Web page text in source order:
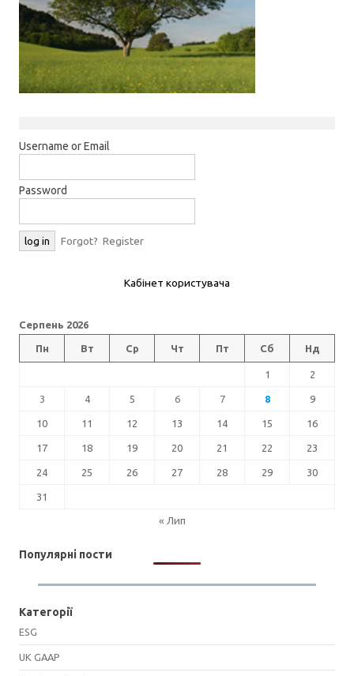
Username or Email
Password
Forgot? Register
Кабінет користувача
Серпень 2026
Пн Вт Ср Чт Пт Сб Нд
1 2
3 4 5 6 7 8 9
10 11 12 13 14 15 16
17 18 19 20 21 22 23
24 25 26 27 28 29 30
31
« Лип
Популярні пости
Категорії
ESG
UK GAAP